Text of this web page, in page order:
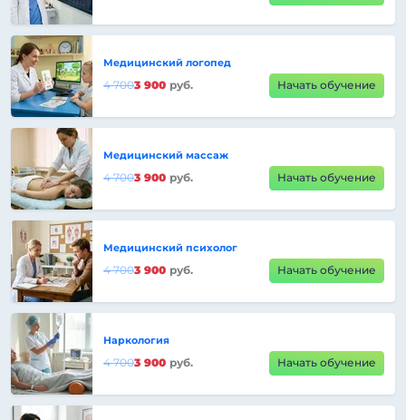
Медицинский логопед
4 7003 900 руб. Начать обучение
Медицинский массаж
4 7003 900 руб. Начать обучение
Медицинский психолог
4 7003 900 руб. Начать обучение
Наркология
4 7003 900 руб. Начать обучение